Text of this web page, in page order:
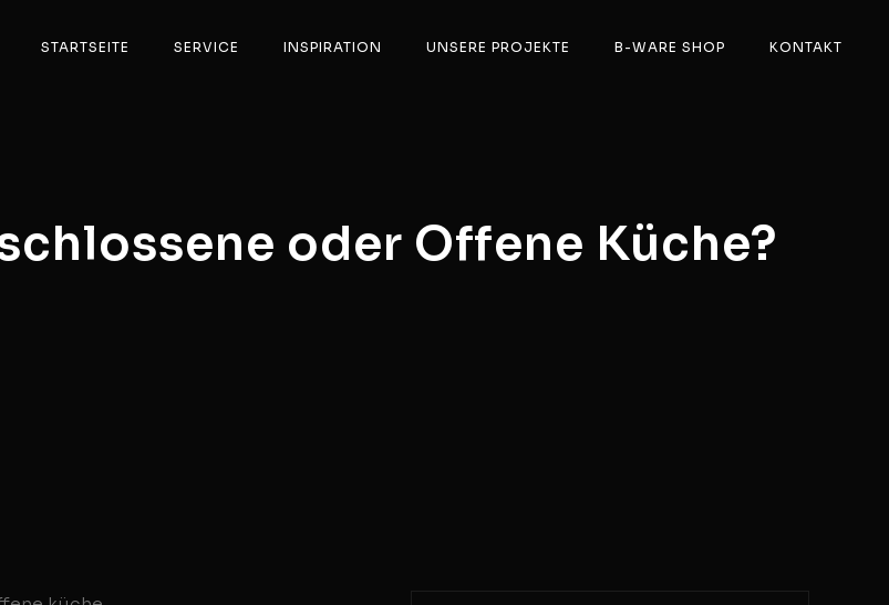
STARTSEITE SERVICE INSPIRATION UNSERE PROJEKTE B-WARE SHOP KONTAKT
oder Offene Küche?